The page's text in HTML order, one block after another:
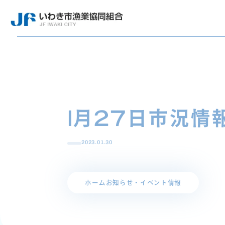
1月27日市況情
2023.01.30
ホーム お知らせ・イベント情報